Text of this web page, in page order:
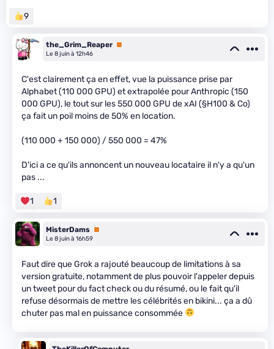
9
the_Grim_Reaper Premium
Le 8 juin à 12h46
C'est clairement ça en effet, vue la puissance prise par
Alphabet (110 000 GPU) et extrapolée pour Anthropic (150
000 GPU), le tout sur les 550 000 GPU de xAI (§H100 & Co)
ça fait un poil moins de 50% en location.
(110 000 + 150 000) / 550 000 = 47%
D'ici a ce qu'ils annoncent un nouveau locataire il n'y a qu'un
pas ...
1 1
MisterDams Premium
Le 8 juin à 16h59
Faut dire que Grok a rajouté beaucoup de limitations à sa
version gratuite, notamment de plus pouvoir l'appeler depuis
un tweet pour du fact check ou du résumé, ou le fait qu'il
refuse désormais de mettre les célébrités en bikini... ça a dû
chuter pas mal en puissance consommée